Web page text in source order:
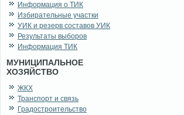
Информация о ТИК
Избирательные участки
УИК и резерв составов УИК
Результаты выборов
Информация ТИК
МУНИЦИПАЛЬНОЕ
ХОЗЯЙСТВО
ЖКХ
Транспорт и связь
Градостроительство